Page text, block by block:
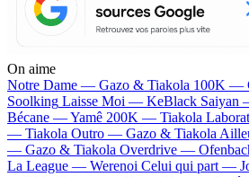
On aime
Notre Dame — Gazo & Tiakola 100K —
Soolking Laisse Moi — KeBlack Saiyan
Bécane —Yamê 200K — Tiakola
— Tiakola Outro — Gazo & Tiakola
— Gazo & Tiakola Overdrive —
La League — Werenoi Celui qui part —